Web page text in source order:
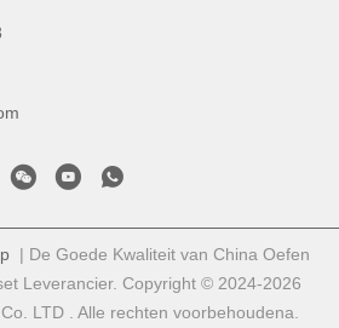
| De Goede Kwaliteit van China Oefen
Leverancier. Copyright © 2024-2026
LTD . Alle rechten voorbehoudena.